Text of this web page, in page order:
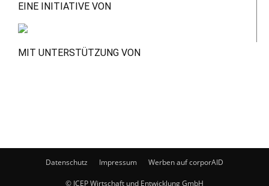
EINE INITIATIVE VON
MIT UNTERSTÜTZUNG VON
Datenschutz Impressum Werben auf corporAID
© ICEP Wirtschaft und Entwicklung GmbH